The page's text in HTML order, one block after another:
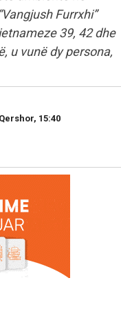
Furrxhi”
39, 42 dhe
u vunë dy persona,
15:40